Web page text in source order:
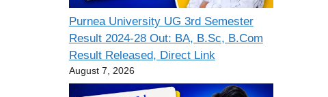
Purnea University UG 3rd Semester
Result 2024-28 Out: BA, B.Sc, B.Com
Result Released, Direct Link
August 7, 2026